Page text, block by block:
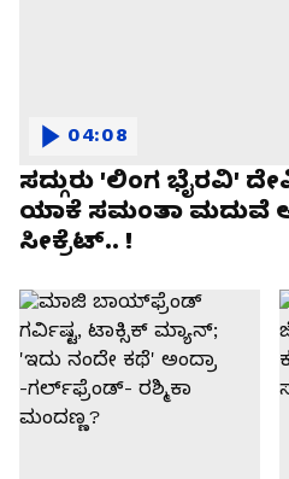
ಸದ್ಗುರು 'ಲಿಂಗ ಭೈರವಿ'
ಯಾಕೆ ಸಮಂತಾ ಮದುವೆ
ಸೀಕ್ರೆಟ್.. !
04:08